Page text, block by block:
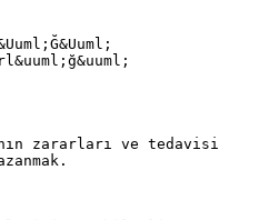
zararları ve tedavisi